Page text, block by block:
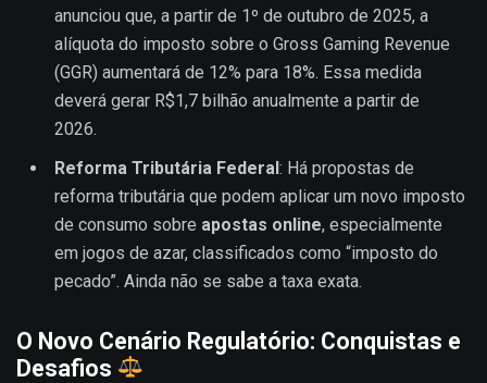
anunciou que, a partir de 1º de outubro de 2025, a
alíquota do imposto sobre o Gross Gaming Revenue
(GGR) aumentará de 12% para 18%. Essa medida
deverá gerar R$1,7 bilhão anualmente a partir de
2026.
Reforma Tributária Federal : Há propostas de
reforma tributária que podem aplicar um novo imposto
de consumo sobre apostas online, especialmente
em jogos de azar, classificados como “imposto do
pecado”. Ainda não se sabe a taxa exata.
O Novo Cenário Regulatório: Conquistas e
Desafios